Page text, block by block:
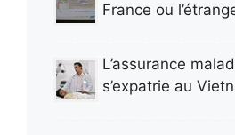
France ou
L’assurance
s’expatrie au